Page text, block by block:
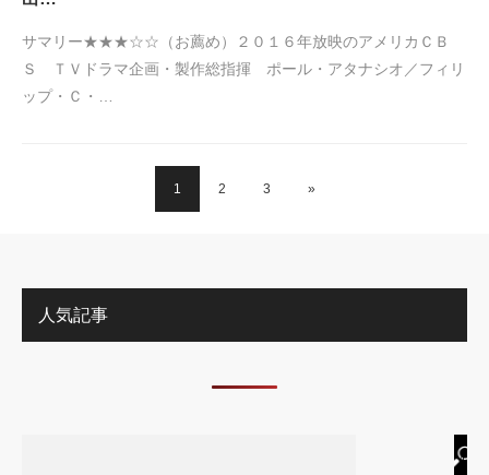
サマリー★★★☆☆（お薦め）２０１６年放映のアメリカＣＢ
Ｓ ＴＶドラマ企画・製作総指揮 ポール・アタナシオ／フィリ
ップ・Ｃ・…
1 2 3 »
人気記事